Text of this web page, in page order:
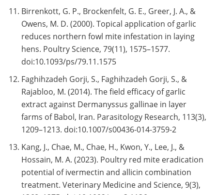
Birrenkott, G. P., Brockenfelt, G. E., Greer, J. A., &
Owens, M. D. (2000). Topical application of garlic
reduces northern fowl mite infestation in laying
hens. Poultry Science, 79(11), 1575–1577.
doi:10.1093/ps/79.11.1575
Faghihzadeh Gorji, S., Faghihzadeh Gorji, S., &
Rajabloo, M. (2014). The field efficacy of garlic
extract against Dermanyssus gallinae in layer
farms of Babol, Iran. Parasitology Research, 113(3),
1209–1213. doi:10.1007/s00436-014-3759-2
Kang, J., Chae, M., Chae, H., Kwon, Y., Lee, J., &
Hossain, M. A. (2023). Poultry red mite eradication
potential of ivermectin and allicin combination
treatment. Veterinary Medicine and Science, 9(3),